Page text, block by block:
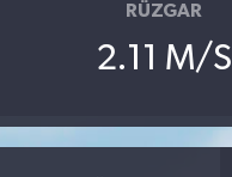
RÜZGAR
2.11 M/S